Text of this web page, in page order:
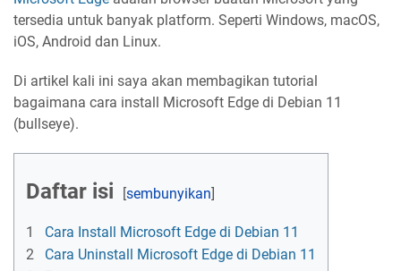
tersedia untuk banyak platform. Seperti Windows, macOS,
iOS, Android dan Linux.
Di artikel kali ini saya akan membagikan tutorial
bagaimana cara install Microsoft Edge di Debian 11
(bullseye).
Daftar isi
1
Cara Install Microsoft Edge di Debian 11
2
Cara Uninstall Microsoft Edge di Debian 11